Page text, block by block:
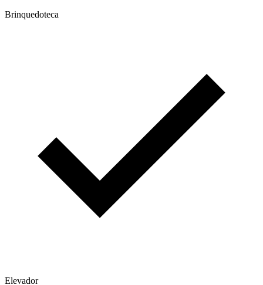
Brinquedoteca
Elevador